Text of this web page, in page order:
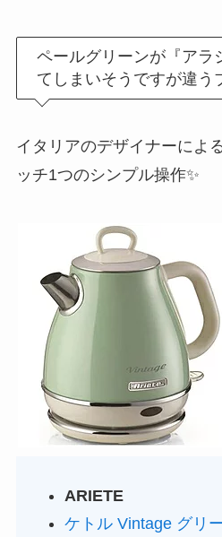
ペールグリーンが『アラ
てしまいそうですが違う
イタリアのデザイナーによ
ッチ1つのシンプル操作✨
ARIETE
ケトル Vintage グリ